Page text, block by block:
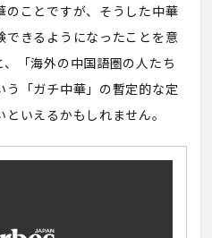
のことですが、そうした中華
できるようになったことを意
「海外の中国語圏の人たち
う「ガチ中華」の暫定的な定
いえるかもしれません。